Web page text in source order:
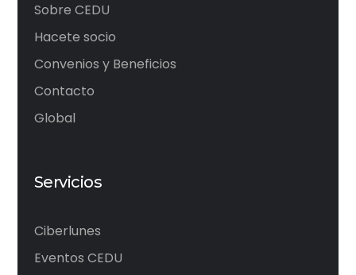
Sobre CEDU
Hacete socio
Convenios y Beneficios
Contacto
Global
Servicios
Ciberlunes
Eventos CEDU